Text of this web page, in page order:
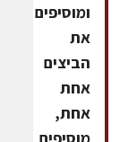
ומוסיפים
את
הביצים
אחת
אחת,